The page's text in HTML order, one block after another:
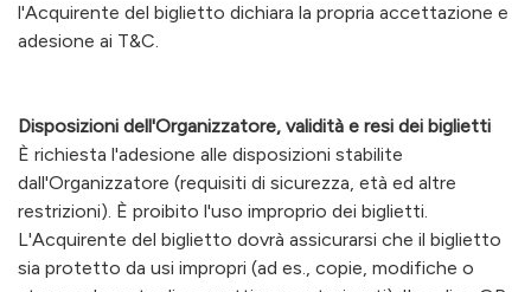
l'Acquirente del biglietto dichiara la propria accettazione e
adesione ai T&C.
Disposizioni dell'Organizzatore, validità e resi dei biglietti
È richiesta l'adesione alle disposizioni stabilite
dall'Organizzatore (requisiti di sicurezza, età ed altre
restrizioni). È proibito l'uso improprio dei biglietti.
L'Acquirente del biglietto dovrà assicurarsi che il biglietto
sia protetto da usi impropri (ad es., copie, modifiche o